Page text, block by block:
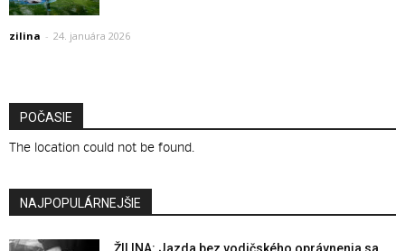
zilina - 24. januára 2026
POČASIE
The location could not be found.
NAJPOPULÁRNEJŠIE